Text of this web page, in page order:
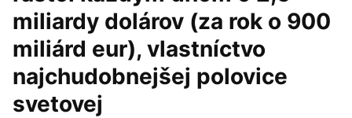
miliardy dolárov (za rok o 900
miliárd eur), vlastníctvo
najchudobnejšej polovice
svetovej